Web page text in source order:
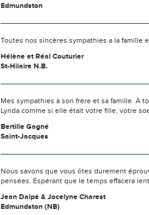
Edmundston
Toutes nos sincères sympathies a la famille
Hélène et Réal Couturier
St-Hilaire N.B.
Mes sympathies à son frère et sa famille. À
Lynda comme si elle était votre fille, votre
Bertille Gagné
Saint-Jacques
Nous savons que vous êtes durement
pensées. Espérant que le temps effacera
Jean Dalpé & Jocelyne Charest
Edmundston (NB)